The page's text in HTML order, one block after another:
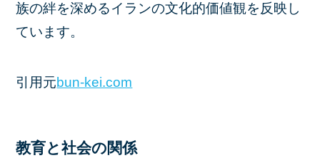
族の絆を深めるイランの文化的価値観を反映し
ています。
引用元bun-kei.com
教育と社会の関係